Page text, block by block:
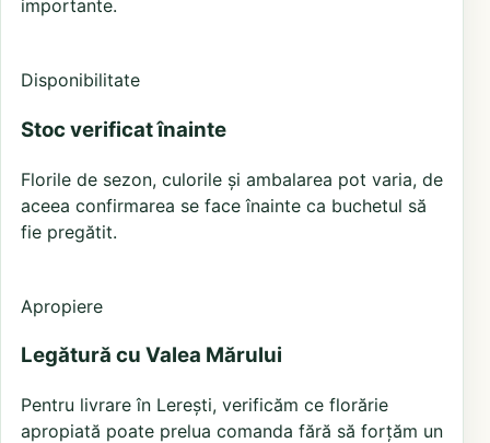
importante.
Disponibilitate
Stoc verificat înainte
Florile de sezon, culorile și ambalarea pot varia, de
aceea confirmarea se face înainte ca buchetul să
fie pregătit.
Apropiere
Legătură cu Valea Mărului
Pentru livrare în Lerești, verificăm ce florărie
apropiată poate prelua comanda fără să forțăm un